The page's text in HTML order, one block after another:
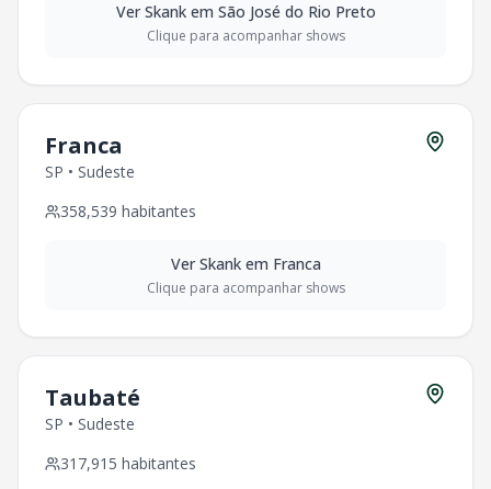
VerSkankem São José do Rio Preto
Clique para acompanhar shows
Franca
SP • Sudeste
358,539 habitantes
VerSkankem Franca
Clique para acompanhar shows
Taubaté
SP • Sudeste
317,915 habitantes